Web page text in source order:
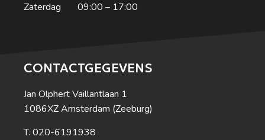
Zaterdag 09:00 – 17:00
CONTACTGEGEVENS
Jan Olphert Vaillantlaan 1
1086XZ Amsterdam (Zeeburg)
020-6191938